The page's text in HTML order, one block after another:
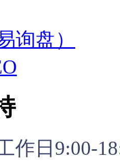
询盘）
作日9:00-